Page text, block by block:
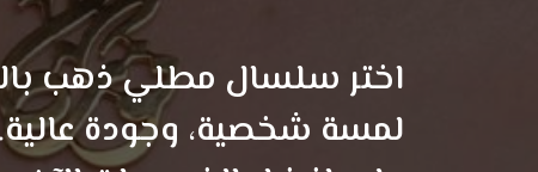
اختر سلسال مطلي ذهب
لمسة شخصية، وجودة